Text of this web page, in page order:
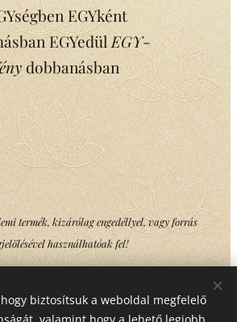
EGYként
EGYedül EGY-
dobbanásban
termék, kizárólag engedéllyel, vagy forrás
használhatóak fel!
biztosítsuk a weboldal megfelelő